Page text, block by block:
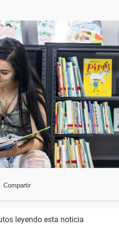
Compartir
leyendo esta noticia